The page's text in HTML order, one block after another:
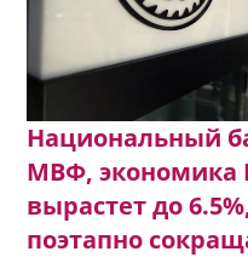
Национальный
МВФ, экономика
вырастет до
поэтапно